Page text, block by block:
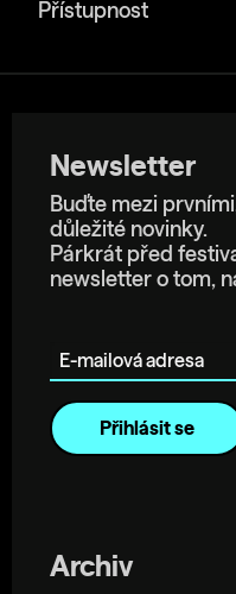
Přístupnost
Newsletter
Buďte mezi
důležité novinky.
Párkrát před
newsletter o tom,
Archiv